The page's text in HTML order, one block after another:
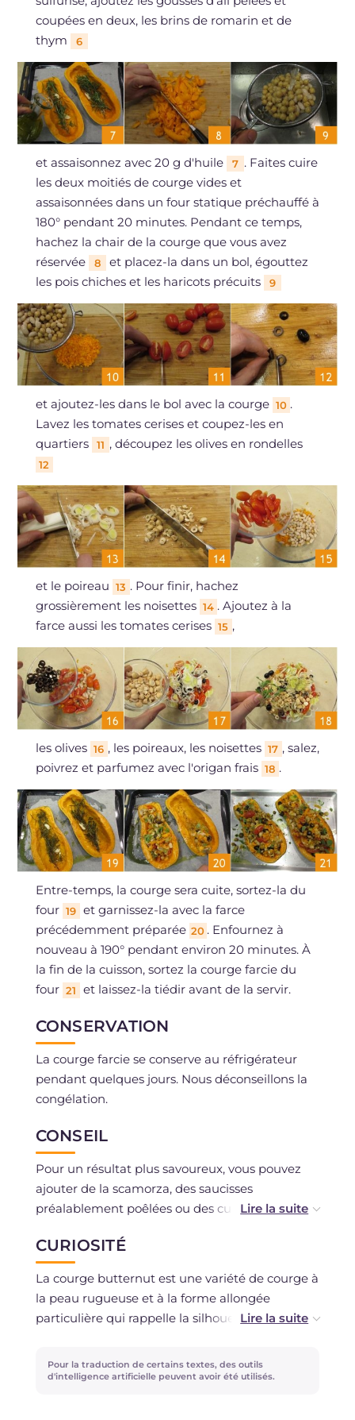
coupées en deux, les brins de romarin et de
thym
6
et assaisonnez avec 20 g d'huile 7 . Faites cuire
les deux moitiés de courge vides et
assaisonnées dans un four statique préchauffé à
180° pendant 20 minutes. Pendant ce temps,
hachez la chair de la courge que vous avez
réservée
8
et placez-la dans un bol, égouttez
les pois chiches et les haricots précuits
9
et ajoutez-les dans le bol avec la courge 10 .
Lavez les tomates cerises et coupez-les en
quartiers
11 , découpez les olives en rondelles
12
et le poireau 13 . Pour finir, hachez
grossièrement les noisettes 14 . Ajoutez à la
farce aussi les tomates cerises 15 ,
les olives 16 , les poireaux, les noisettes 17 , salez,
poivrez et parfumez avec l'origan frais 18 .
Entre-temps, la courge sera cuite, sortez-la du
four 19 et garnissez-la avec la farce
précédemment préparée 20 . Enfournez à
nouveau à 190° pendant environ 20 minutes. À
la fin de la cuisson, sortez la courge farcie du
four 21 et laissez-la tiédir avant de la servir.
CONSERVATION
La courge farcie se conserve au réfrigérateur
pendant quelques jours. Nous déconseillons la
congélation.
CONSEIL
Pour un résultat plus savoureux, vous pouvez
ajouter de la scamorza, des saucisses
préalablement poêlées ou des cubes de pain
Si vous avez plus de chair de courge que la
quantité indiquée, vous pouvez la cuire au four
ou la faire sauter à la poêle avec du paprika, du
sel et du romarin.
La courge farcie est également parfaite pour
être proposée comme plat de Noël végétarien !
CURIOSITÉ
La courge butternut est une variété de courge à
la peau rugueuse et à la forme allongée
particulière qui rappelle la silhouette de
ferme a un agréable goût sucré avec des notes
de noisette qui la rend parfaite pour de
Pour la traduction de certains textes, des outils
d'intelligence artificielle peuvent avoir été utilisés.